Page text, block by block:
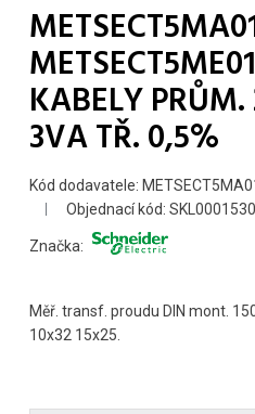
KABELY
3VA TŘ. 0,5%
Kód dodavatele:
Objednací kód:
Značka:
Měř. transf. proudu DIN mont.
10x32 15x25.